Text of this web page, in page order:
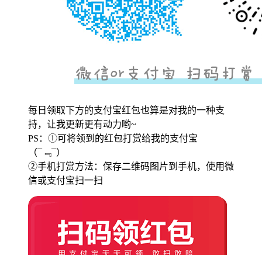
每日领取下方的支付宝红包也算是对我的一种支
持，让我更新更有动力哟~
PS：①可将领到的红包打赏给我的支付宝
（¯﹃¯）
②手机打赏方法：保存二维码图片到手机，使用微
信或支付宝扫一扫